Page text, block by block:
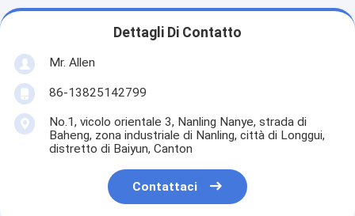
Dettagli Di Contatto
Mr. Allen
86-13825142799
No.1, vicolo orientale 3, Nanling Nanye, strada di
Baheng, zona industriale di Nanling, città di Longgui,
distretto di Baiyun, Canton
Contattaci